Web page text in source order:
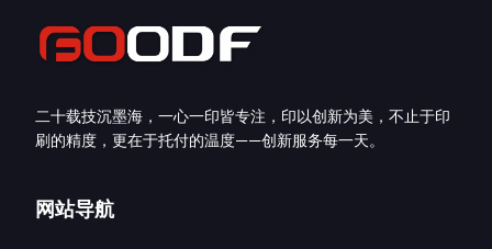
二十载技沉墨海，一心一印皆专注，印以创新为美，不止于印
刷的精度，更在于托付的温度——创新服务每一天。
网站导航